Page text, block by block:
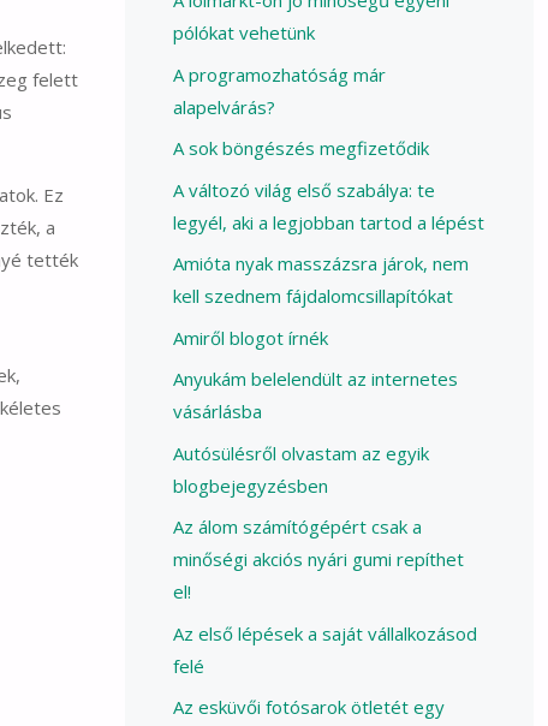
felett
Ez
a
tették
pólókat vehetünk
A programozhatóság már
alapelvárás?
A sok böngészés megfizetődik
A változó világ első szabálya: te
legyél, aki a legjobban tartod a lépést
Amióta nyak masszázsra járok, nem
kell szednem fájdalomcsillapítókat
Amiről blogot írnék
Anyukám belelendült az internetes
vásárlásba
Autósülésről olvastam az egyik
blogbejegyzésben
Az álom számítógépért csak a
minőségi akciós nyári gumi repíthet
el!
Az első lépések a saját vállalkozásod
felé
Az esküvői fotósarok ötletét egy